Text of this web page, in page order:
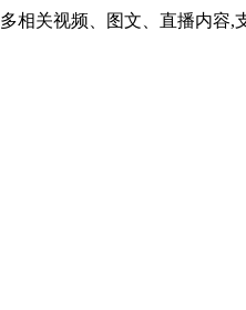
关视频、图文、直播内容